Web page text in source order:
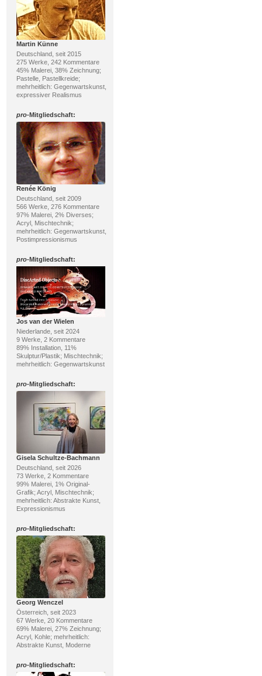
Martin Künne
Deutschland, seit 2015
275 Werke, 242 Kommentare
45% Malerei, 38% Zeichnung;
Pastelle, Pastellkreide;
mehrheitlich: Gegenwartskunst,
expressiver Realismus
pro-Mitgliedschaft:
Renée König
Deutschland, seit 2009
566 Werke, 276 Kommentare
97% Malerei, 2% Diverses;
Acryl, Mischtechnik;
mehrheitlich: Gegenwartskunst,
Postimpressionismus
pro-Mitgliedschaft:
Jos van der Wielen
Niederlande, seit 2024
9 Werke, 2 Kommentare
89% Installation, 11%
Skulptur/Plastik; Mischtechnik;
mehrheitlich: Gegenwartskunst
pro-Mitgliedschaft:
Gisela Schultze-Bachmann
Deutschland, seit 2026
73 Werke, 2 Kommentare
99% Malerei, 1% Original-
Grafik; Acryl, Mischtechnik;
mehrheitlich: Abstrakte Kunst,
Expressionismus
pro-Mitgliedschaft:
Georg Wenczel
Österreich, seit 2023
67 Werke, 20 Kommentare
69% Malerei, 27% Zeichnung;
Acryl, Kohle; mehrheitlich:
Abstrakte Kunst, Moderne
pro-Mitgliedschaft: